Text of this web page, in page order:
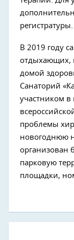
регистратуры.
В 2019 году
отдыхающих,
домой
Санаторий
участником
проблемы
новогоднюю
организован
парковую
площадки,